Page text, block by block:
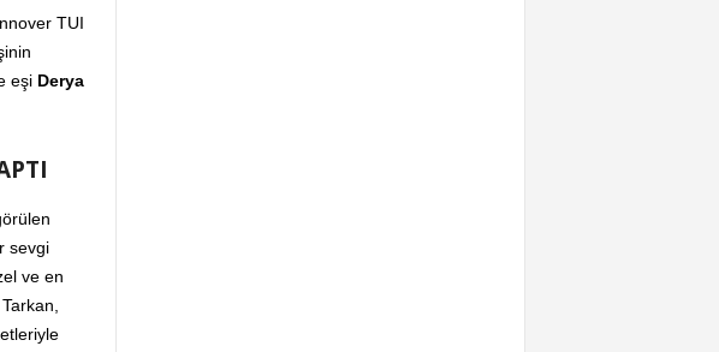
TUI
eşi Derya
sevgi
ve en